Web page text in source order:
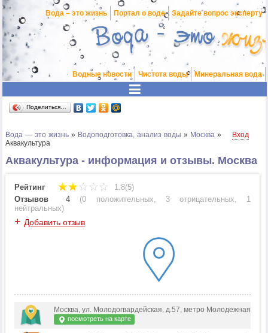
Вода – это жизнь Портал о воде Задайте вопрос эксперту
Водные новости Чистота воды Минеральная вода
Поделиться…
Вода — это жизнь » Водоподготовка, анализ воды » Москва »
Аквакультура
Вход
Аквакультура - информация и отзывы. Москва
Рейтинг
1.8(5)
Отзывов
4 (0 положительных, 3 отрицательных, 1
нейтральных)
+ Добавить отзыв
Москва, ул. Молодогвардейская, д.57, метро Молодежная
посмотреть на карте